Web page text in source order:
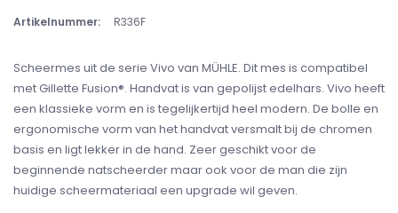
Artikelnummer: R336F
Scheermes uit de serie Vivo van MÜHLE. Dit mes is compatibel
met Gillette Fusion®. Handvat is van gepolijst edelhars. Vivo heeft
een klassieke vorm en is tegelijkertijd heel modern. De bolle en
ergonomische vorm van het handvat versmalt bij de chromen
basis en ligt lekker in de hand. Zeer geschikt voor de
beginnende natscheerder maar ook voor de man die zijn
huidige scheermateriaal een upgrade wil geven.